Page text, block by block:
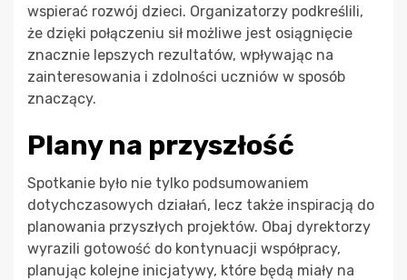
wspierać rozwój dzieci. Organizatorzy podkreślili,
że dzięki połączeniu sił możliwe jest osiągnięcie
znacznie lepszych rezultatów, wpływając na
zainteresowania i zdolności uczniów w sposób
znaczący.
Plany na przyszłość
Spotkanie było nie tylko podsumowaniem
dotychczasowych działań, lecz także inspiracją do
planowania przyszłych projektów. Obaj dyrektorzy
wyrazili gotowość do kontynuacji współpracy,
planując kolejne inicjatywy, które będą miały na